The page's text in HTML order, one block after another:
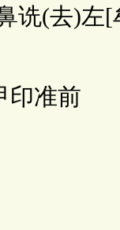
诜(去)左[
准前